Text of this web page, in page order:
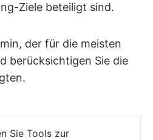
Ziele beteiligt sind.
der für die meisten
berücksichtigen Sie die
Sie Tools zur